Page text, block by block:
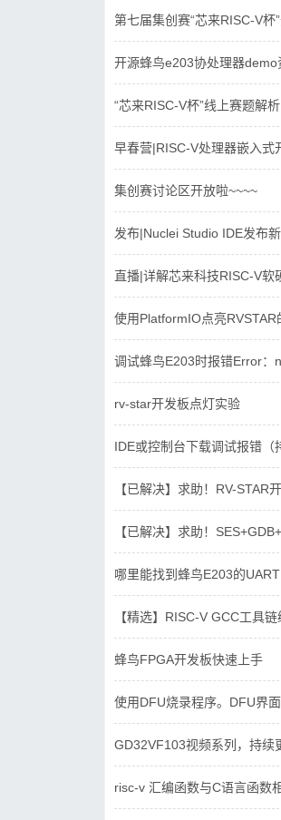
第七届集创赛“芯来RISC-V杯
开源蜂鸟e203协处理器demo
“芯来RISC-V杯”线上赛题解
早春营|RISC-V处理器嵌入式
集创赛讨论区开放啦~~~~
发布|Nuclei Studio IDE发布
直播|详解芯来科技RISC-V软
使用PlatformIO点亮RVSTAR
调试蜂鸟E203时报错Error：
rv-star开发板点灯实验
IDE或控制台下载调试报错（
【已解决】求助！RV-
【已解决】求助！
哪里能找到蜂鸟E203的UART
【精选】RISC-V GCC工具
蜂鸟FPGA开发板快速上手
使用DFU烧录程序。DFU界
GD32VF103视频系列，持续
risc-v 汇编函数与C语言函数